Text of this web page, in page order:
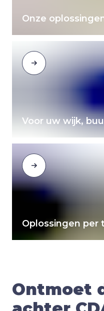
Onze
Voor uw wijk,
Oplossingen per
Ontmoet